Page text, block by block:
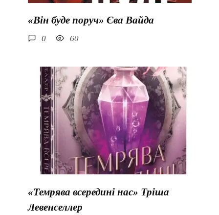
«Він буде поруч» Єва Вайда
0 60
«Темрява всередині нас» Тріша
Левенселлер